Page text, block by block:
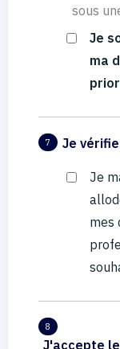
sous
Je
ma
7 Je
Je
mes
8
J'accepte